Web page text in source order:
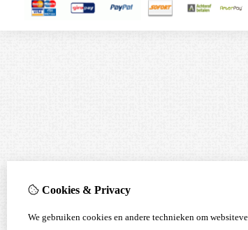
Cookies & Privacy
We gebruiken cookies en andere technieken om